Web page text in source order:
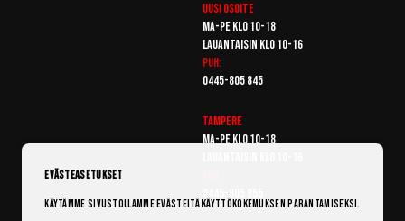
Uusi osoite
Ma-pe klo 10-18
Lauantaisin klo 10-16
Puh:
0445-805 845
Tampere
Ma-pe klo 10-18
Evästeasetukset
Käytämme sivustollamme evästeitä käyttökokemuksen parantamiseksi.